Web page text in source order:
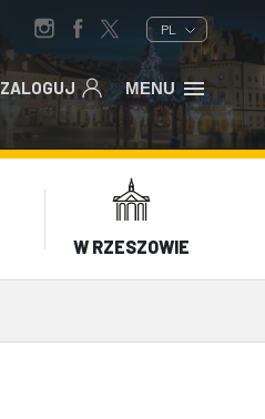
PL
ZALOGUJ MENU
W RZESZOWIE